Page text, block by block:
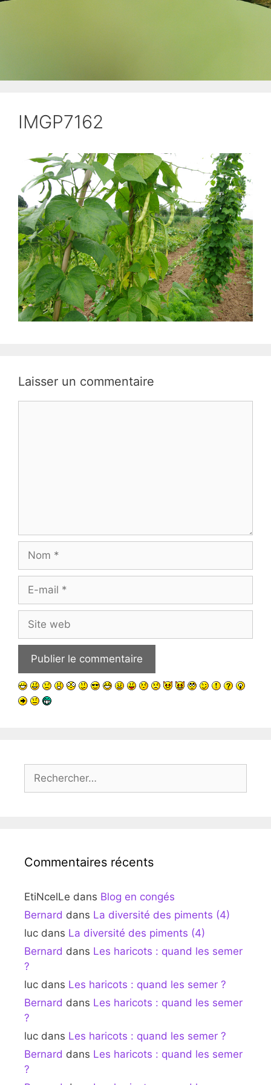
IMGP7162
Laisser un commentaire
mail
web
Commentaires récents
EtiNcelLe dans Blog en congés
Bernard dans La diversité des piments (4)
luc dans La diversité des piments (4)
Bernard dans Les haricots : quand les semer
?
luc dans Les haricots : quand les semer ?
Bernard dans Les haricots : quand les semer
?
luc dans Les haricots : quand les semer ?
Bernard dans Les haricots : quand les semer
?